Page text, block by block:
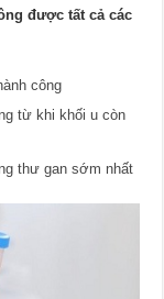
được tất cả các
công
từ khi khối u còn
thư gan sớm nhất